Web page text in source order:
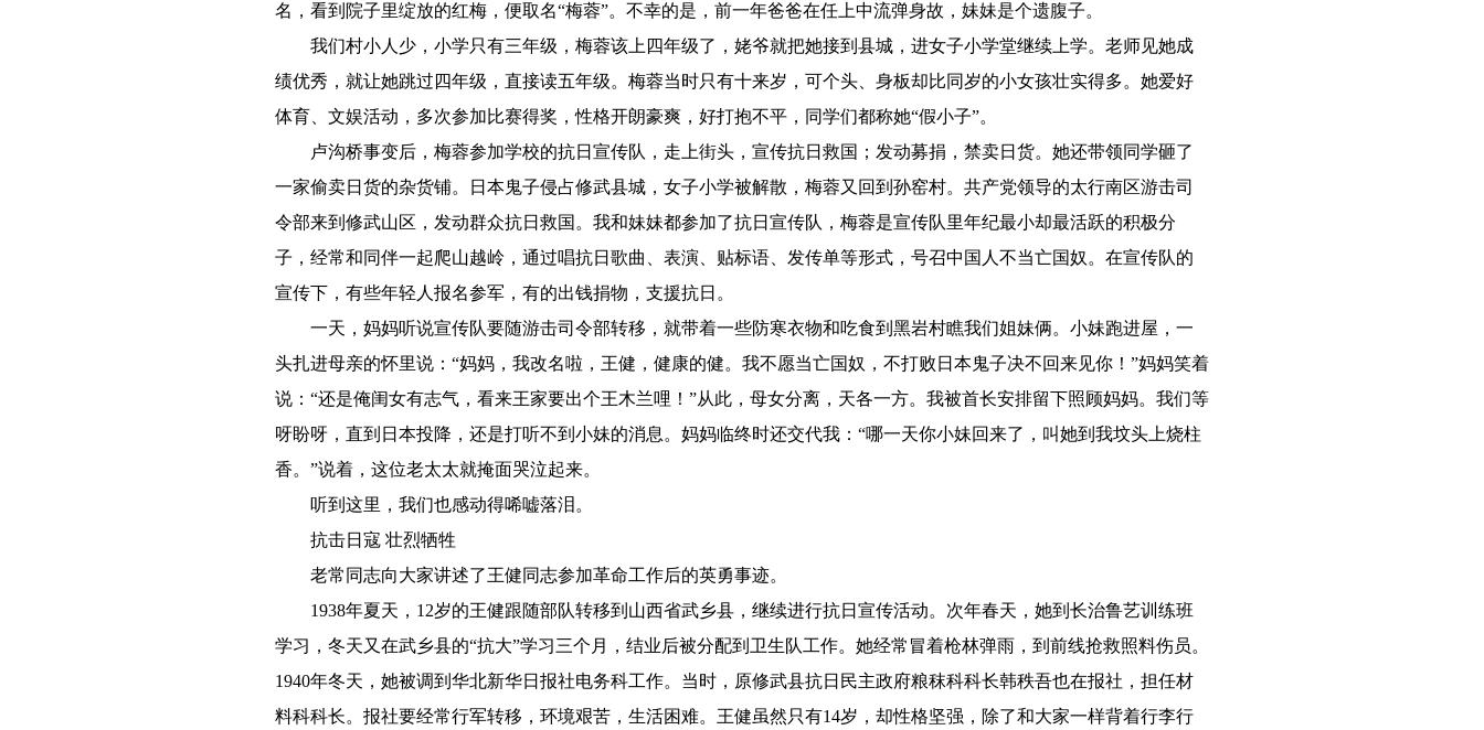
名，看到院子里绽放的红梅，便取名“梅蓉”。不幸的是，前一年爸爸在任上中流弹身故，妹妹是个遗腹子。
我们村小人少，小学只有三年级，梅蓉该上四年级了，姥爷就把她接到县城，进女子小学堂继续上学。老师见她成
绩优秀，就让她跳过四年级，直接读五年级。梅蓉当时只有十来岁，可个头、身板却比同岁的小女孩壮实得多。她爱好
体育、文娱活动，多次参加比赛得奖，性格开朗豪爽，好打抱不平，同学们都称她“假小子”。
卢沟桥事变后，梅蓉参加学校的抗日宣传队，走上街头，宣传抗日救国；发动募捐，禁卖日货。她还带领同学砸了
一家偷卖日货的杂货铺。日本鬼子侵占修武县城，女子小学被解散，梅蓉又回到孙窑村。共产党领导的太行南区游击司
令部来到修武山区，发动群众抗日救国。我和妹妹都参加了抗日宣传队，梅蓉是宣传队里年纪最小却最活跃的积极分
子，经常和同伴一起爬山越岭，通过唱抗日歌曲、表演、贴标语、发传单等形式，号召中国人不当亡国奴。在宣传队的
宣传下，有些年轻人报名参军，有的出钱捐物，支援抗日。
一天，妈妈听说宣传队要随游击司令部转移，就带着一些防寒衣物和吃食到黑岩村瞧我们姐妹俩。小妹跑进屋，一
头扎进母亲的怀里说：“妈妈，我改名啦，王健，健康的健。我不愿当亡国奴，不打败日本鬼子决不回来见你！”妈妈笑着
说：“还是俺闺女有志气，看来王家要出个王木兰哩！”从此，母女分离，天各一方。我被首长安排留下照顾妈妈。我们等
呀盼呀，直到日本投降，还是打听不到小妹的消息。妈妈临终时还交代我：“哪一天你小妹回来了，叫她到我坟头上烧柱
香。”说着，这位老太太就掩面哭泣起来。
听到这里，我们也感动得唏嘘落泪。
抗击日寇 壮烈牺牲
老常同志向大家讲述了王健同志参加革命工作后的英勇事迹。
1938年夏天，12岁的王健跟随部队转移到山西省武乡县，继续进行抗日宣传活动。次年春天，她到长治鲁艺训练班
学习，冬天又在武乡县的“抗大”学习三个月，结业后被分配到卫生队工作。她经常冒着枪林弹雨，到前线抢救照料伤员。
1940年冬天，她被调到华北新华日报社电务科工作。当时，原修武县抗日民主政府粮秣科科长韩秩吾也在报社，担任材
料科科长。报社要经常行军转移，环境艰苦，生活困难。王健虽然只有14岁，却性格坚强，除了和大家一样背着行李行